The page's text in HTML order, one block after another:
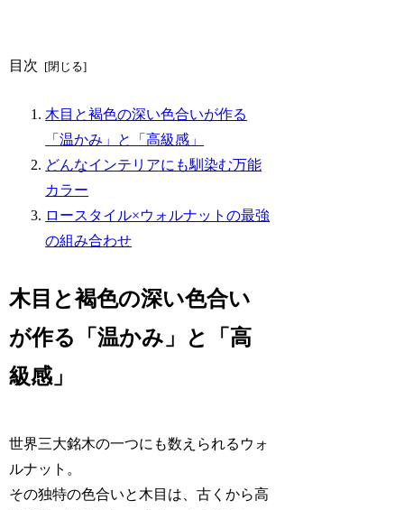
目次
木目と褐色の深い色合いが作る
「温かみ」と「高級感」
どんなインテリアにも馴染む万能
カラー
ロースタイル×ウォルナットの最強
の組み合わせ
木目と褐色の深い色合い
が作る「温かみ」と「高
級感」
世界三大銘木の一つにも数えられるウォ
ルナット。
その独特の色合いと木目は、古くから高